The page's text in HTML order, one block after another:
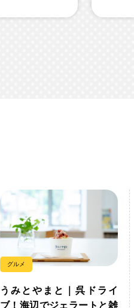
グルメ
うみとやまと｜呉ドライ
ブ！海辺でジェラートと雑